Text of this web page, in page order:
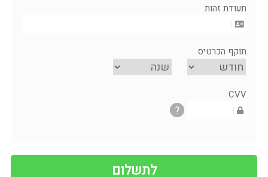
תעודת זהות
תוקף הכרטיס
CVV
?